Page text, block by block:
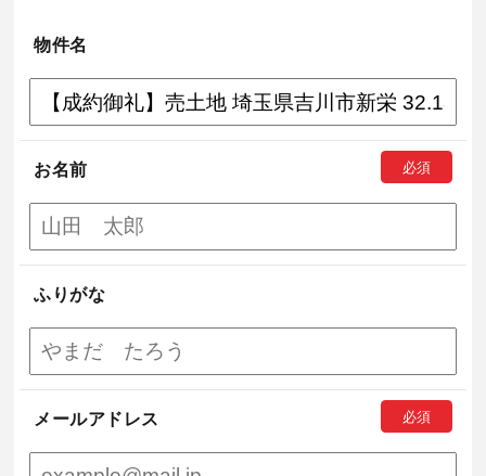
物件名
お名前
ふりがな
メールアドレス